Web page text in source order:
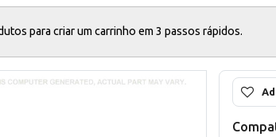
para criar um carrinho em 3 passos rápidos.